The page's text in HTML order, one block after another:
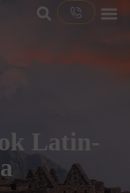
Latin-